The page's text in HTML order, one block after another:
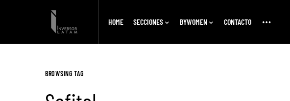
HOME SECCIONES BYWOMEN CONTACTO
BROWSING TAG